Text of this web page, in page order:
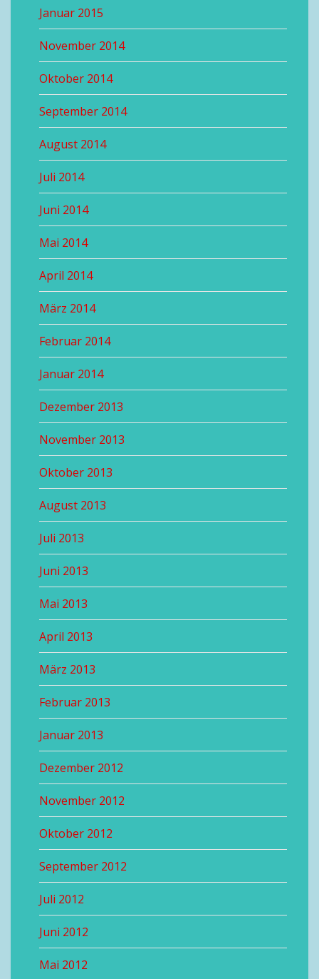
Januar 2015
November 2014
Oktober 2014
September 2014
August 2014
Juli 2014
Juni 2014
Mai 2014
April 2014
März 2014
Februar 2014
Januar 2014
Dezember 2013
November 2013
Oktober 2013
August 2013
Juli 2013
Juni 2013
Mai 2013
April 2013
März 2013
Februar 2013
Januar 2013
Dezember 2012
November 2012
Oktober 2012
September 2012
Juli 2012
Juni 2012
Mai 2012